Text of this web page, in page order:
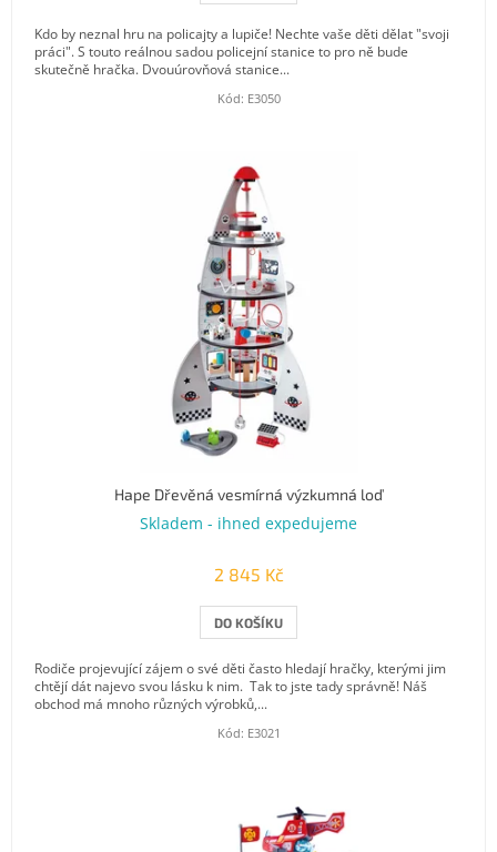
Kdo by neznal hru na policajty a lupiče! Nechte vaše děti dělat "svoji
práci". S touto reálnou sadou policejní stanice to pro ně bude
skutečně hračka. Dvouúrovňová stanice...
Kód: E3050
Hape Dřevěná vesmírná výzkumná loď
Skladem - ihned expedujeme
2 845 Kč
DO KOŠÍKU
Rodiče projevující zájem o své děti často hledají hračky, kterými jim
chtějí dát najevo svou lásku k nim. Tak to jste tady správně! Náš
obchod má mnoho různých výrobků,...
Kód: E3021